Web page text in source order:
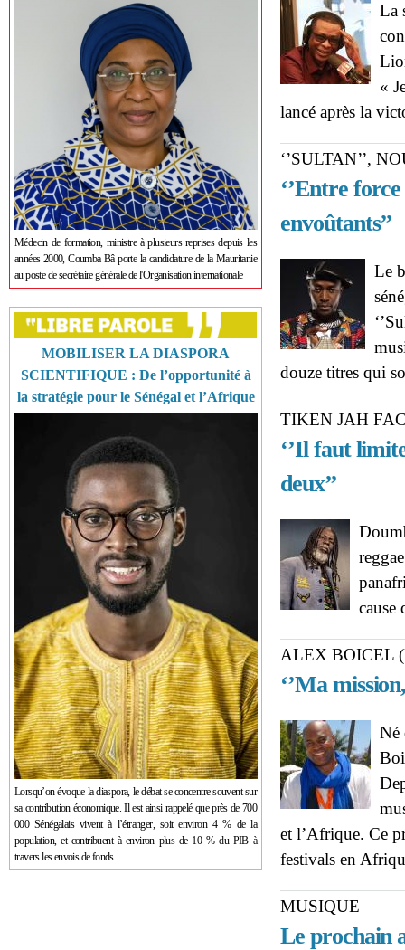
Médecin de formation, ministre à plusieurs reprises depuis les
années 2000, Coumba Bâ porte la candidature de la Mauritanie
au poste de secrétaire générale de l'Organisation internationale
MOBILISER LA DIASPORA
SCIENTIFIQUE : De l’opportunité à
la stratégie pour le Sénégal et l’Afrique
Lorsqu’on évoque la diaspora, le débat se concentre souvent sur
sa contribution économique. Il est ainsi rappelé que près de 700
000 Sénégalais vivent à l’étranger, soit environ 4 % de la
population, et contribuent à environ plus de 10 % du PIB à
travers les envois de fonds.
La
«
lancé après la
‘’SULTAN’’,
‘’Entre
envoûtants’’
Le
douze titres qui
TIKEN JAH
‘’Il faut
deux’’
cause
ALEX BOICEL
‘’Ma
Né
et l’Afrique. Ce
festivals en
MUSIQUE
Le prochain